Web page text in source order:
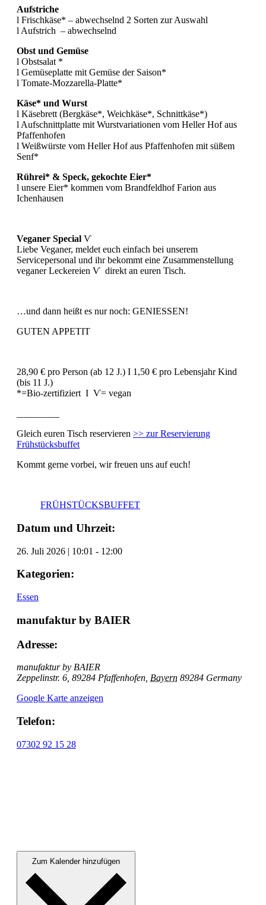
Aufstriche
l Frischkäse* – abwechselnd 2 Sorten zur Auswahl
l Aufstrich – abwechselnd
Obst und Gemüse
l Obstsalat *
l Gemüseplatte mit Gemüse der Saison*
l Tomate-Mozzarella-Platte*
Käse* und Wurst
l Käsebrett (Bergkäse*, Weichkäse*, Schnittkäse*)
l Aufschnittplatte mit Wurstvariationen vom Heller Hof aus
Pfaffenhofen
l Weißwürste vom Heller Hof aus Pfaffenhofen mit süßem
Senf*
Rührei* & Speck, gekochte Eier*
l unsere Eier* kommen vom Brandfeldhof Farion aus
Ichenhausen
Veganer Special Ѵ
Liebe Veganer, meldet euch einfach bei unserem
Servicepersonal und ihr bekommt eine Zusammenstellung
veganer Leckereien Ѵ direkt an euren Tisch.
…und dann heißt es nur noch: GENIESSEN!
GUTEN APPETIT
28,90 € pro Person (ab 12 J.) I 1,50 € pro Lebensjahr Kind
(bis 11 J.)
*=Bio-zertifiziert I Ѵ= vegan
Gleich euren Tisch reservieren >> zur Reservierung
Frühstücksbuffet
Kommt gerne vorbei, wir freuen uns auf euch!
FRÜHSTÜCKSBUFFET
Datum und Uhrzeit:
26. Juli 2026 | 10:01 - 12:00
Kategorien:
Essen
manufaktur by BAIER
Adresse:
manufaktur by BAIER
Zeppelinstr. 6, 89284 Pfaffenhofen Bayern 89284 Germany
Google Karte anzeigen
Telefon:
07302 92 15 28